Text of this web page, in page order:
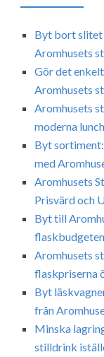
Byt bort slitet
Aromhusets
Gör det
Aromhusets
Aromhusets
moderna
Byt
med
Aromhusets
Prisvärd och
Byt till
Aromhusets
flaskpriserna
Byt
från
Minska
stilldrink